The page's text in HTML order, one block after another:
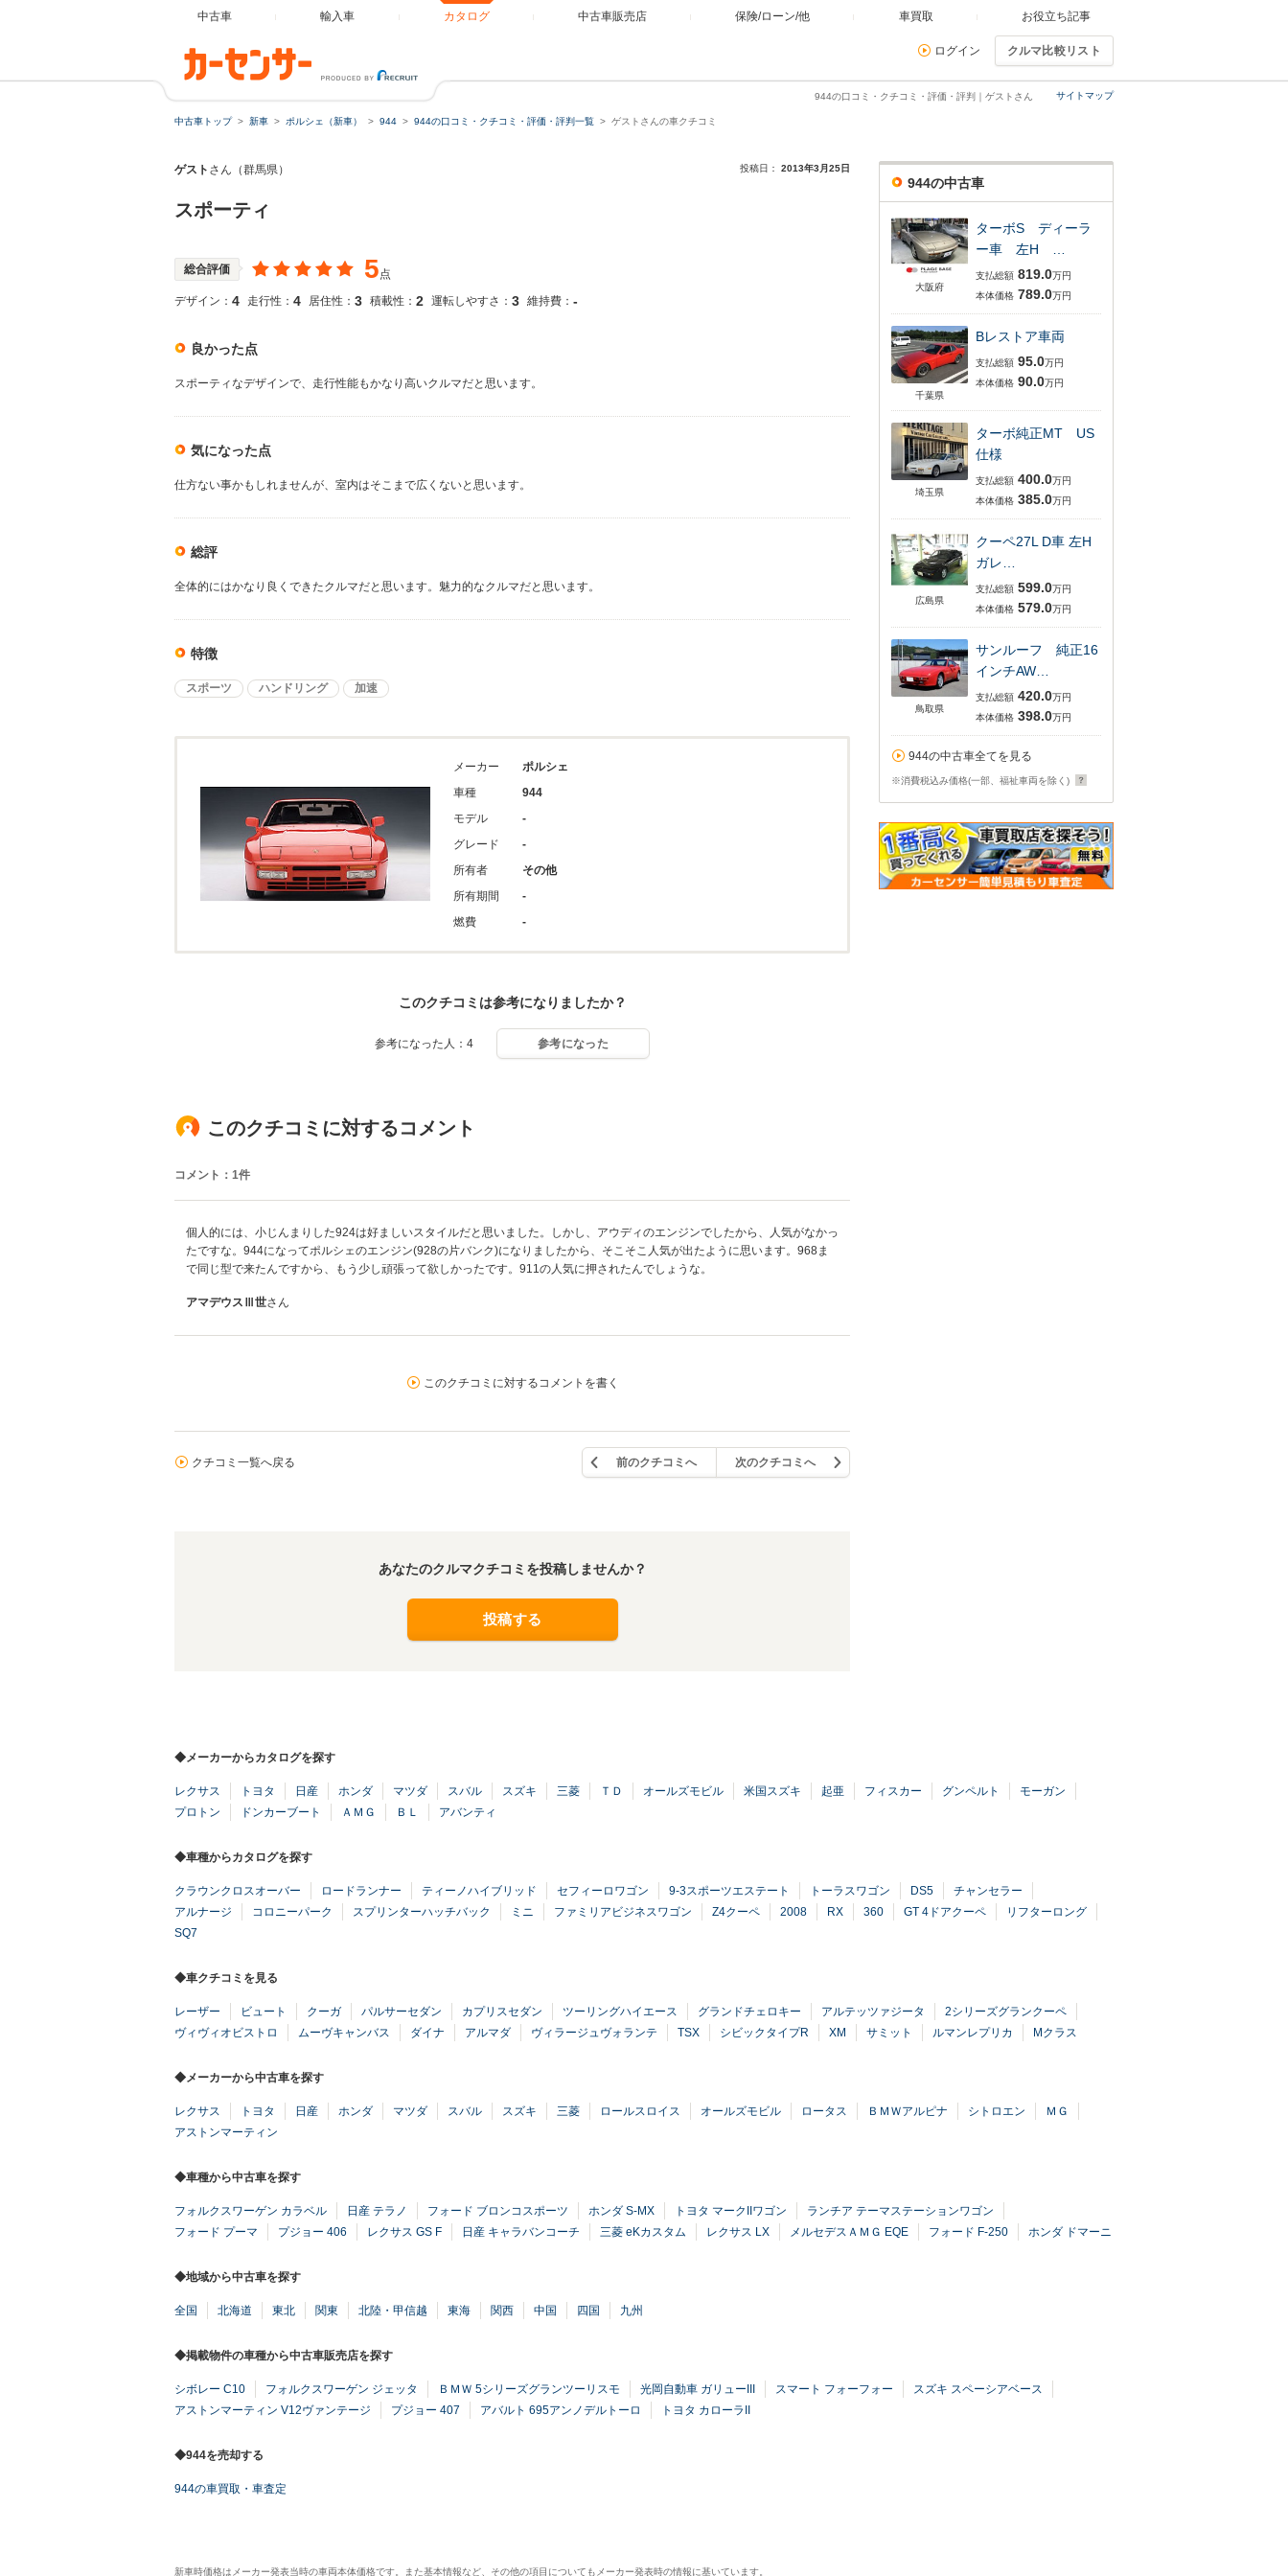
中古車 輸入車 カタログ 中古車販売店 保険/ローン/他 車買取 お役立ち記事
ログイン クルマ比較リスト
サイトマップ
944の口コミ・クチコミ・評価・評判｜ゲストさん
中古車トップ 新車 ポルシェ（新車） 944 944の口コミ・クチコミ・評価・評判一覧 ゲストさんの車クチコミ
ゲスト さん（群馬県） 投稿日： 2013年3月25日
スポーティ
総合評価 5点
デザイン： 4 走行性： 4 居住性： 3 積載性： 2 運転しやすさ： 3 維持費： -
良かった点
スポーティなデザインで、走行性能もかなり高いクルマだと思います。
気になった点
仕方ない事かもしれませんが、室内はそこまで広くないと思います。
総評
全体的にはかなり良くできたクルマだと思います。魅力的なクルマだと思います。
特徴
スポーツ ハンドリング 加速
メーカー
ポルシェ
車種
944
モデル
-
グレード
-
所有者
その他
所有期間
-
燃費
-
このクチコミは参考になりましたか？
参考になった人：4 参考になった
このクチコミに対するコメント
コメント：1件
個人的には、小じんまりした924は好ましいスタイルだと思いました。しかし、アウディのエンジンでしたから、人気がなかっ
たですな。944になってポルシェのエンジン(928の片バンク)になりましたから、そこそこ人気が出たように思います。968ま
で同じ型で来たんですから、もう少し頑張って欲しかったです。911の人気に押されたんでしょうな。
アマデウスⅢ世さん
このクチコミに対するコメントを書く
クチコミ一覧へ戻る 前のクチコミへ 次のクチコミへ
あなたのクルマクチコミを投稿しませんか？
投稿する
944の中古車
大阪府
ターボS ディーラ
ー車 左H …
支払総額 819.0万円
本体価格 789.0万円
千葉県
Bレストア車両
支払総額 95.0万円
本体価格 90.0万円
埼玉県
ターボ純正MT US
仕様
支払総額 400.0万円
本体価格 385.0万円
広島県
クーペ27L D車 左H
ガレ…
支払総額 599.0万円
本体価格 579.0万円
鳥取県
サンルーフ 純正16
インチAW…
支払総額 420.0万円
本体価格 398.0万円
944の中古車全てを見る
※消費税込み価格(一部、福祉車両を除く)
◆メーカーからカタログを探す
レクサス トヨタ 日産 ホンダ マツダ スバル スズキ 三菱 ＴＤ オールズモビル 米国スズキ 起亜 フィスカー グンペルト
モーガン
プロトン
ドンカーブート ＡＭＧ ＢＬ アバンティ
◆車種からカタログを探す
クラウンクロスオーバー ロードランナー ティーノハイブリッド セフィーロワゴン 9-3スポーツエステート トーラスワゴン DS5
チャンセラー
アルナージ
コロニーパーク スプリンターハッチバック ミニ ファミリアビジネスワゴン Z4クーペ 2008 RX 360 GT 4ドアクーペ
リフターロング
SQ7
◆車クチコミを見る
レーザー ビュート クーガ パルサーセダン カプリスセダン ツーリングハイエース グランドチェロキー アルテッツァジータ
2シリーズグランクーペ
ヴィヴィオビストロ
ムーヴキャンバス ダイナ アルマダ ヴィラージュヴォランテ TSX シビックタイプR XM サミット ルマンレプリカ Mクラス
◆メーカーから中古車を探す
レクサス トヨタ 日産 ホンダ マツダ スバル スズキ 三菱 ロールスロイス オールズモビル ロータス ＢＭＷアルピナ シトロエン
ＭＧ
アストンマーティン
◆車種から中古車を探す
フォルクスワーゲン カラベル 日産 テラノ フォード ブロンコスポーツ ホンダ S-MX トヨタ マークIIワゴン
ランチア テーマステーションワゴン
フォード プーマ
プジョー 406 レクサス GS F 日産 キャラバンコーチ 三菱 eKカスタム レクサス LX メルセデスＡＭＧ EQE フォード F-250 ホンダ ドマーニ
◆地域から中古車を探す
全国 北海道 東北 関東 北陸・甲信越 東海 関西 中国 四国 九州
◆掲載物件の車種から中古車販売店を探す
シボレー C10 フォルクスワーゲン ジェッタ ＢＭＷ 5シリーズグランツーリスモ 光岡自動車 ガリューIII スマート フォーフォー
スズキ スペーシアベース
アストンマーティン V12ヴァンテージ
プジョー 407 アバルト 695アンノデルトーロ トヨタ カローラII
◆944を売却する
944の車買取・車査定
新車時価格はメーカー発表当時の車両本体価格です。また基本情報など、その他の項目についてもメーカー発表時の情報に基いています。